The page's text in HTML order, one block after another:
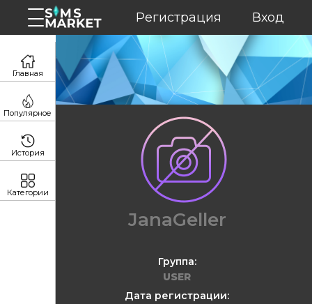
Регистрация Вход
JanaGeller
Группа:
USER
Дата регистрации:
Главная
Популярное
История
Категории